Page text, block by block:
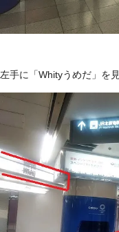
左手に「Whityうめだ」を